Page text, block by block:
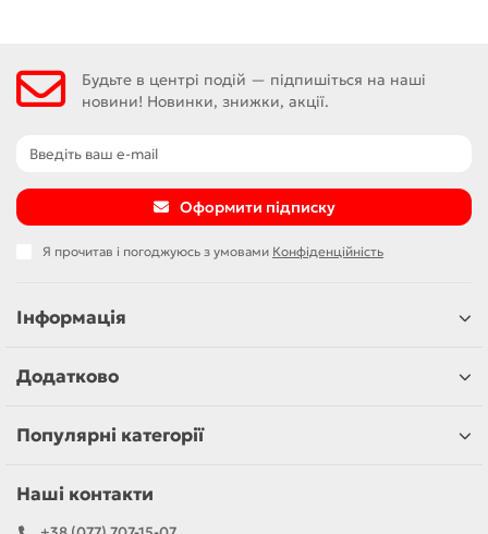
Будьте в центрі подій — підпишіться на наші
новини! Новинки, знижки, акції.
Оформити підписку
Я прочитав і погоджуюсь з умовами Конфіденційність
Інформація
Додатково
Популярні категорії
Наші контакти